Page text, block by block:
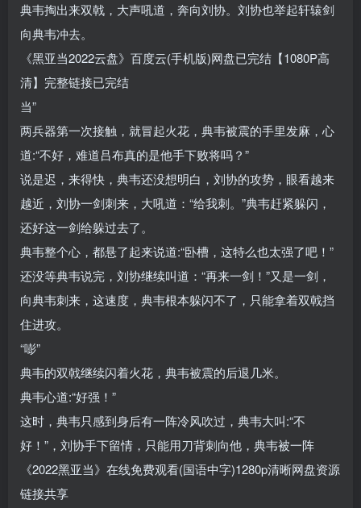
典韦掏出来双戟，大声吼道，奔向刘协。刘协也举起轩辕剑
向典韦冲去。
《黑亚当2022云盘》百度云(手机版)网盘已完结【1080P高
清】完整链接已完结
当”
两兵器第一次接触，就冒起火花，典韦被震的手里发麻，心
道:“不好，难道吕布真的是他手下败将吗？”
说是迟，来得快，典韦还没想明白，刘协的攻势，眼看越来
越近，刘协一剑刺来，大吼道：“给我刺。”典韦赶紧躲闪，
还好这一剑给躲过去了。
典韦整个心，都悬了起来说道:“卧槽，这特么也太强了吧！”
还没等典韦说完，刘协继续叫道：“再来一剑！”又是一剑，
向典韦刺来，这速度，典韦根本躲闪不了，只能拿着双戟挡
住进攻。
“嘭”
典韦的双戟继续闪着火花，典韦被震的后退几米。
典韦心道:“好强！”
这时，典韦只感到身后有一阵冷风吹过，典韦大叫:“不
好！”，刘协手下留情，只能用刀背刺向他，典韦被一阵
《2022黑亚当》在线免费观看(国语中字)1280p清晰网盘资源
链接共享